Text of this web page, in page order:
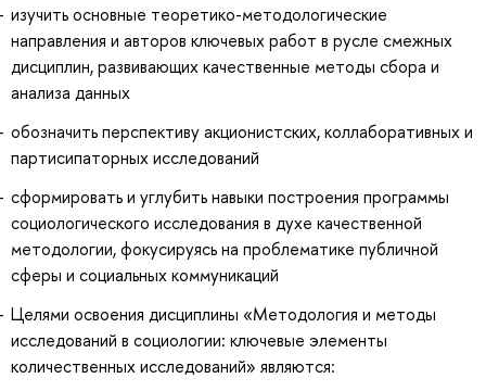
изучить основные теоретико-методологические
направления и авторов ключевых работ в русле смежных
дисциплин, развивающих качественные методы сбора и
анализа данных
обозначить перспективу акционистских, коллаборативных и
партисипаторных исследований
сформировать и углубить навыки построения программы
социологического исследования в духе качественной
методологии, фокусируясь на проблематике публичной
сферы и социальных коммуникаций
Целями освоения дисциплины «Методология и методы
исследований в социологии: ключевые элементы
количественных исследований» являются: